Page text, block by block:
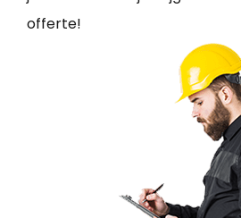
offerte!